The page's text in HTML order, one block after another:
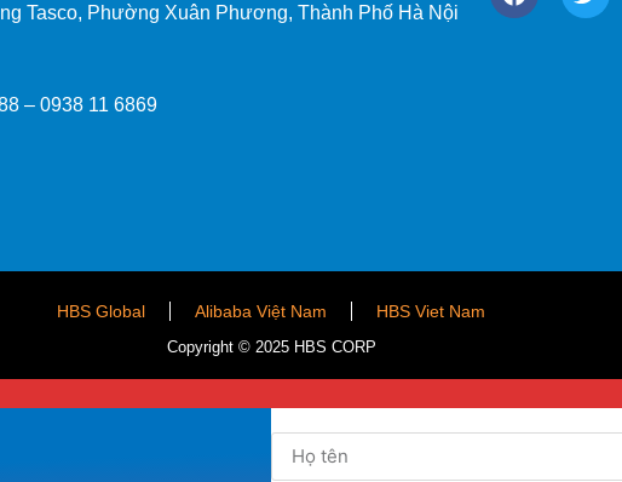
Tasco, Phường Xuân Phương, Thành Phố Hà Nội
– 0938 11 6869
HBS Global Alibaba Việt Nam HBS Viet Nam
Copyright © 2025 HBS CORP